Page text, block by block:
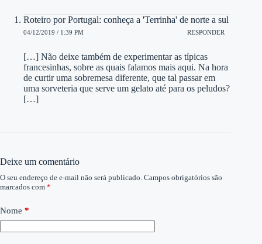
Roteiro por Portugal: conheça a 'Terrinha' de norte a sul
04/12/2019 / 1:39 PM RESPONDER
[…] Não deixe também de experimentar as típicas
francesinhas, sobre as quais falamos mais aqui. Na hora
de curtir uma sobremesa diferente, que tal passar em
uma sorveteria que serve um gelato até para os peludos?
[…]
Deixe um comentário
O seu endereço de e-mail não será publicado. Campos obrigatórios são
marcados com *
Nome *